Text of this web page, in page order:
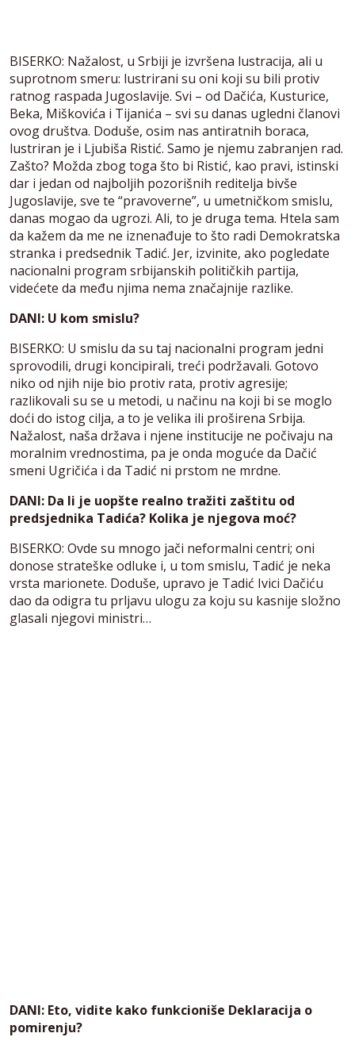
BISERKO: Nažalost, u Srbiji je izvršena lustracija, ali u
suprotnom smeru: lustrirani su oni koji su bili protiv
ratnog raspada Jugoslavije. Svi – od Dačića, Kusturice,
Beka, Miškovića i Tijanića – svi su danas ugledni članovi
ovog društva. Doduše, osim nas antiratnih boraca,
lustriran je i Ljubiša Ristić. Samo je njemu zabranjen rad.
Zašto? Možda zbog toga što bi Ristić, kao pravi, istinski
dar i jedan od najboljih pozorišnih reditelja bivše
Jugoslavije, sve te “pravoverne”, u umetničkom smislu,
danas mogao da ugrozi. Ali, to je druga tema. Htela sam
da kažem da me ne iznenađuje to što radi Demokratska
stranka i predsednik Tadić. Jer, izvinite, ako pogledate
nacionalni program srbijanskih političkih partija,
videćete da među njima nema značajnije razlike.
DANI: U kom smislu?
BISERKO: U smislu da su taj nacionalni program jedni
sprovodili, drugi koncipirali, treći podržavali. Gotovo
niko od njih nije bio protiv rata, protiv agresije;
razlikovali su se u metodi, u načinu na koji bi se moglo
doći do istog cilja, a to je velika ili proširena Srbija.
Nažalost, naša država i njene institucije ne počivaju na
moralnim vrednostima, pa je onda moguće da Dačić
smeni Ugričića i da Tadić ni prstom ne mrdne.
DANI: Da li je uopšte realno tražiti zaštitu od
predsjednika Tadića? Kolika je njegova moć?
BISERKO: Ovde su mnogo jači neformalni centri; oni
donose strateške odluke i, u tom smislu, Tadić je neka
vrsta marionete. Doduše, upravo je Tadić Ivici Dačiću
dao da odigra tu prljavu ulogu za koju su kasnije složno
glasali njegovi ministri…
DANI: Eto, vidite kako funkcioniše Deklaracija o
pomirenju?